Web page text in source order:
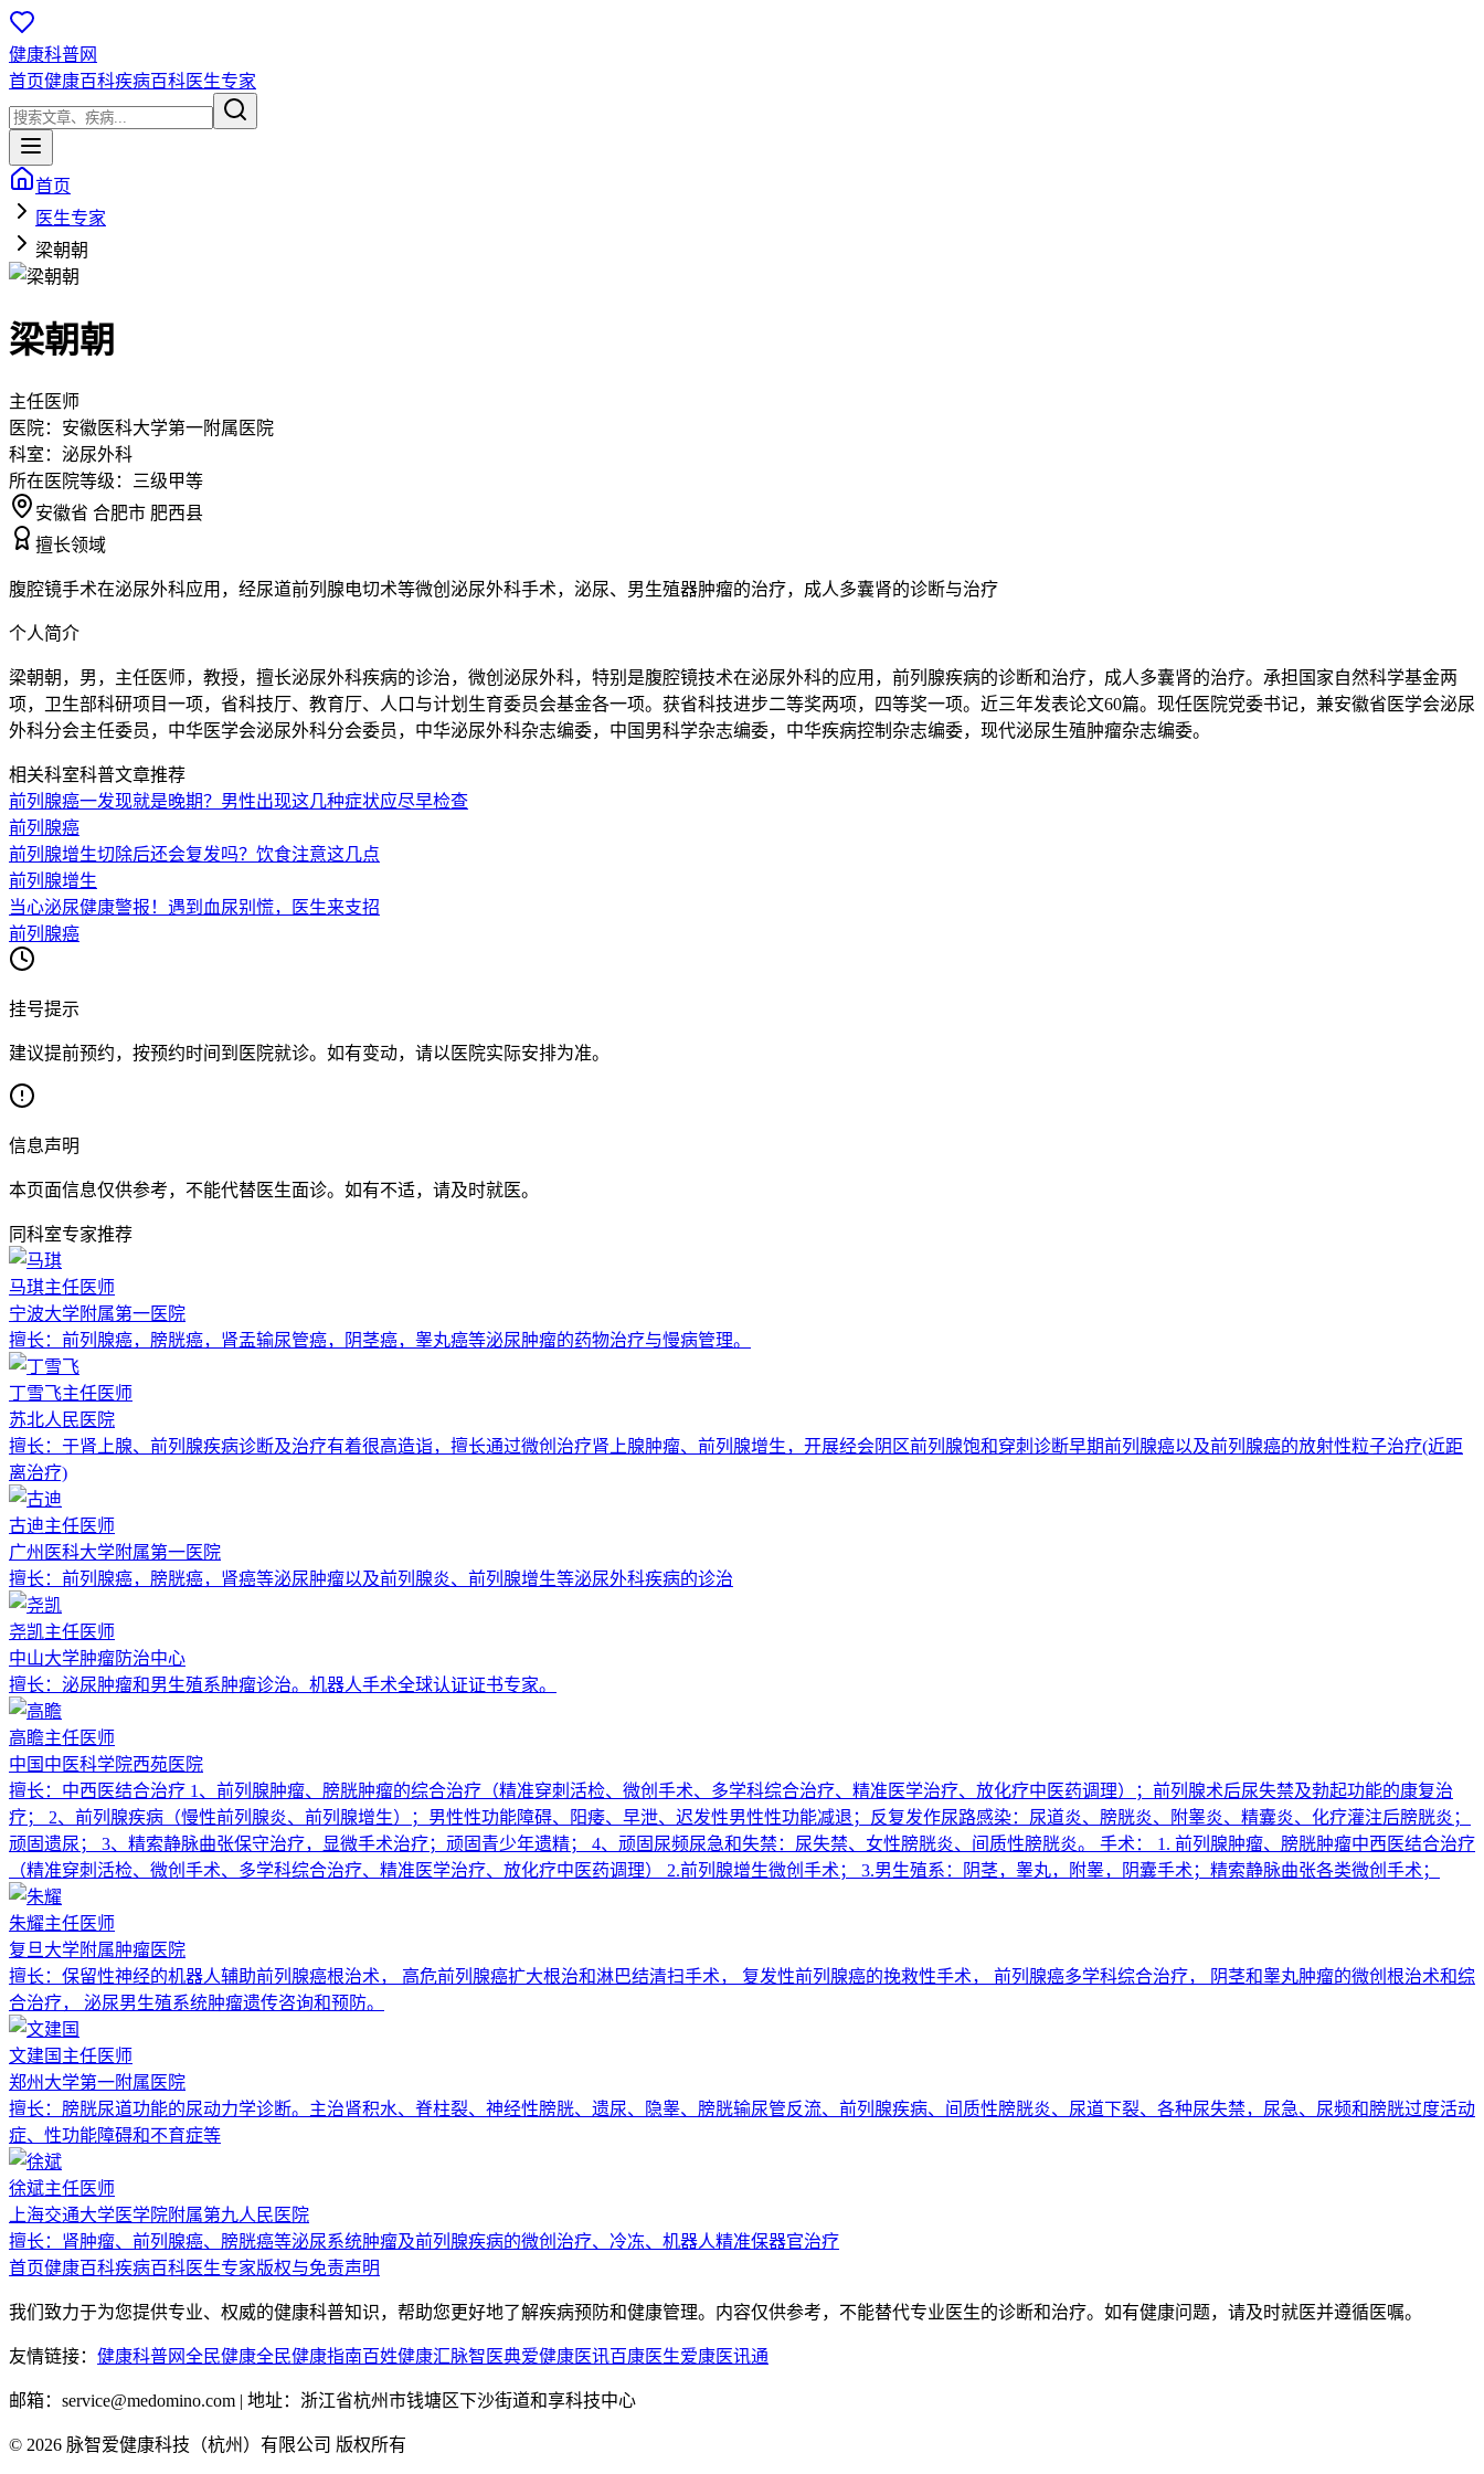
健康科普网
首页健康百科疾病百科医生专家
首页
医生专家
梁朝朝
梁朝朝
主任医师
医院： 安徽医科大学第一附属医院
科室： 泌尿外科
所在医院等级：
三级甲等
安徽省 合肥市 肥西县
擅长领域
腹腔镜手术在泌尿外科应用，经尿道前列腺电切术等微创泌尿外科手术，泌尿、男生殖器肿瘤的治疗，成人多囊肾的诊断与治疗
个人简介
梁朝朝，男，主任医师，教授，擅长泌尿外科疾病的诊治，微创泌尿外科，特别是腹腔镜技术在泌尿外科的应用，前列腺疾病的诊断和治疗，成人多囊肾的治疗。承担国家自然科学基金两
项，卫生部科研项目一项，省科技厅、教育厅、人口与计划生育委员会基金各一项。获省科技进步二等奖两项，四等奖一项。近三年发表论文60篇。现任医院党委书记，兼安徽省医学会泌尿
外科分会主任委员，中华医学会泌尿外科分会委员，中华泌尿外科杂志编委，中国男科学杂志编委，中华疾病控制杂志编委，现代泌尿生殖肿瘤杂志编委。
相关科室科普文章推荐
前列腺癌一发现就是晚期？男性出现这几种症状应尽早检查
前列腺癌
前列腺增生切除后还会复发吗？饮食注意这几点
前列腺增生
当心泌尿健康警报！遇到血尿别慌，医生来支招
前列腺癌
挂号提示
建议提前预约，按预约时间到医院就诊。如有变动，请以医院实际安排为准。
信息声明
本页面信息仅供参考，不能代替医生面诊。如有不适，请及时就医。
同科室专家推荐
马琪主任医师
宁波大学附属第一医院
擅长： 前列腺癌，膀胱癌，肾盂输尿管癌，阴茎癌，睾丸癌等泌尿肿瘤的药物治疗与慢病管理。
丁雪飞主任医师
苏北人民医院
擅长： 于肾上腺、前列腺疾病诊断及治疗有着很高造诣，擅长通过微创治疗肾上腺肿瘤、前列腺增生，开展经会阴区前列腺饱和穿刺诊断早期前列腺癌以及前列腺癌的放射性粒子治疗(近距
离治疗)
古迪主任医师
广州医科大学附属第一医院
擅长： 前列腺癌，膀胱癌，肾癌等泌尿肿瘤以及前列腺炎、前列腺增生等泌尿外科疾病的诊治
尧凯主任医师
中山大学肿瘤防治中心
擅长： 泌尿肿瘤和男生殖系肿瘤诊治。机器人手术全球认证证书专家。
高瞻主任医师
中国中医科学院西苑医院
擅长： 中西医结合治疗 1、前列腺肿瘤、膀胱肿瘤的综合治疗（精准穿刺活检、微创手术、多学科综合治疗、精准医学治疗、放化疗中医药调理）；前列腺术后尿失禁及勃起功能的康复治
疗； 2、前列腺疾病（慢性前列腺炎、前列腺增生）；男性性功能障碍、阳痿、早泄、迟发性男性性功能减退；反复发作尿路感染：尿道炎、膀胱炎、附睾炎、精囊炎、化疗灌注后膀胱炎；
顽固遗尿； 3、精索静脉曲张保守治疗，显微手术治疗；顽固青少年遗精； 4、顽固尿频尿急和失禁：尿失禁、女性膀胱炎、间质性膀胱炎。 手术： 1. 前列腺肿瘤、膀胱肿瘤中西医结合治疗
（精准穿刺活检、微创手术、多学科综合治疗、精准医学治疗、放化疗中医药调理） 2.前列腺增生微创手术； 3.男生殖系：阴茎，睾丸，附睾，阴囊手术；精索静脉曲张各类微创手术；
朱耀主任医师
复旦大学附属肿瘤医院
擅长： 保留性神经的机器人辅助前列腺癌根治术， 高危前列腺癌扩大根治和淋巴结清扫手术， 复发性前列腺癌的挽救性手术， 前列腺癌多学科综合治疗， 阴茎和睾丸肿瘤的微创根治术和综
合治疗， 泌尿男生殖系统肿瘤遗传咨询和预防。
文建国 主任医师
郑州大学第一附属医院
擅长： 膀胱尿道功能的尿动力学诊断。主治肾积水、脊柱裂、神经性膀胱、遗尿、隐睾、膀胱输尿管反流、前列腺疾病、间质性膀胱炎、尿道下裂、各种尿失禁，尿急、尿频和膀胱过度活动
症、性功能障碍和不育症等
徐斌主任医师
上海交通大学医学院附属第九人民医院
擅长： 肾肿瘤、前列腺癌、膀胱癌等泌尿系统肿瘤及前列腺疾病的微创治疗、冷冻、机器人精准保器官治疗
首页健康百科疾病百科医生专家版权与免责声明
我们致力于为您提供专业、权威的健康科普知识，帮助您更好地了解疾病预防和健康管理。内容仅供参考，不能替代专业医生的诊断和治疗。如有健康问题，请及时就医并遵循医嘱。
友情链接： 健康科普网全民健康全民健康指南百姓健康汇脉智医典爱健康医讯百康医生爱康医讯通
邮箱：service@medomino.com | 地址：浙江省杭州市钱塘区下沙街道和享科技中心
© 2026 脉智爱健康科技（杭州）有限公司 版权所有